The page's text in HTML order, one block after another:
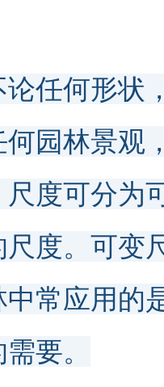
任何形状
园林景观
度可分为
度。可变
常应用的
要。